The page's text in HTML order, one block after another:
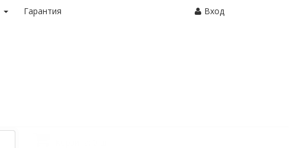
Гарантия Вход